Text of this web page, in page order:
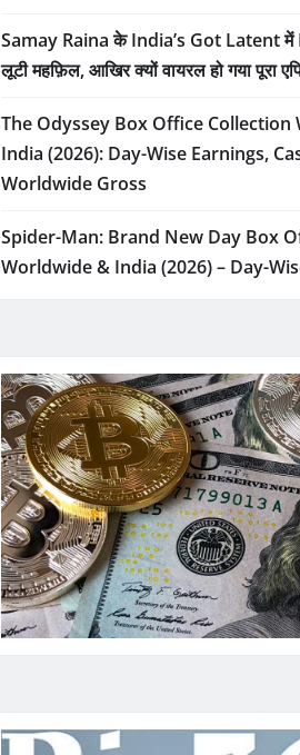
Samay Raina के India’s Got Latent
लूटी महफ़िल, आखिर क्यों वायरल हो गया पूरा
The Odyssey Box Office Collection
India (2026): Day-Wise Earnings,
Worldwide Gross
Spider-Man: Brand New Day Box
Worldwide & India (2026) – Day-